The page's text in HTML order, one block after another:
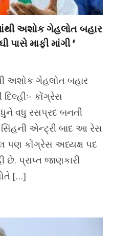
અશોક ગેહલોત બહાર
પાસે માફી માંગી ‘
અશોક ગેહલોત બહાર
દિલ્હીઃ- કોંગ્રેસ
વધુ રસપ્રદ બનતી
સિંહની એન્ટ્રી બાદ આ રેસ
પણ કોંગ્રેસ અધ્યક્ષ પદ
છે. પ્રાપ્ત જાણકારી
[…]